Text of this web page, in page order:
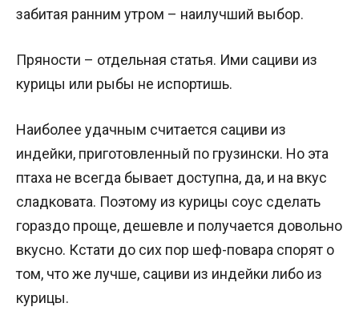
забитая ранним утром – наилучший выбор.
Пряности – отдельная статья. Ими сациви из
курицы или рыбы не испортишь.
Наиболее удачным считается сациви из
индейки, приготовленный по грузински. Но эта
птаха не всегда бывает доступна, да, и на вкус
сладковата. Поэтому из курицы соус сделать
гораздо проще, дешевле и получается довольно
вкусно. Кстати до сих пор шеф-повара спорят о
том, что же лучше, сациви из индейки либо из
курицы.